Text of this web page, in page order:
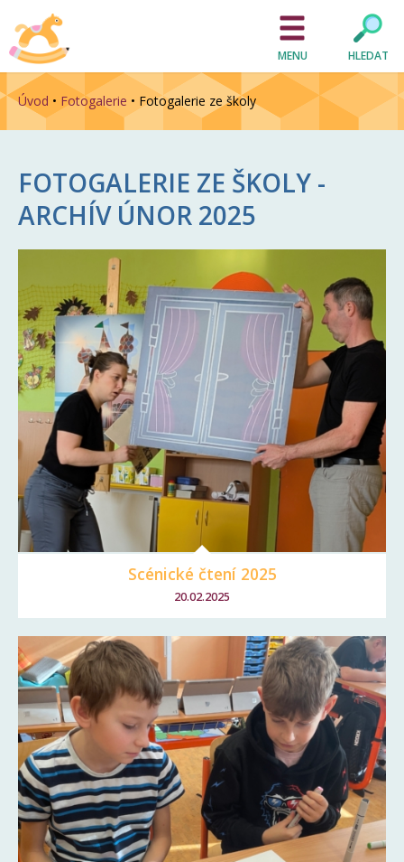
MENU HLEDAT
Úvod • Fotogalerie • Fotogalerie ze školy
FOTOGALERIE ZE ŠKOLY -
ARCHÍV ÚNOR 2025
Scénické čtení 2025
20.02.2025